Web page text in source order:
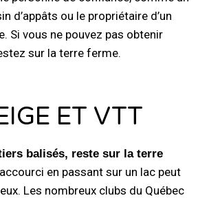
d’appâts ou le propriétaire d’un
Si vous ne pouvez pas obtenir
sur la terre ferme.
ET VTT
balisés, reste sur la terre
en passant sur un lac peut
Les nombreux clubs du Québec